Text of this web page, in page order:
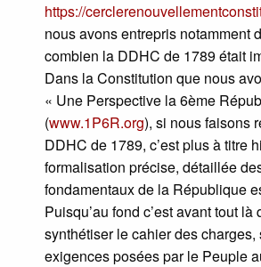
https://
nous avons entrepris notamment
combien la DDHC de 1789 était
Dans la Constitution que nous
« Une Perspective la 6ème
(www.1P6R.org), si nous faisons
DDHC de 1789, c’est plus à titre
formalisation précise, détaillée
fondamentaux de la République
Puisqu’au fond c’est avant tout là
synthétiser le cahier des charges,
exigences posées par le Peuple